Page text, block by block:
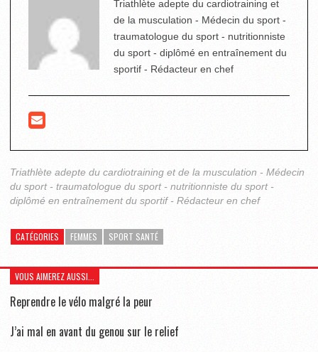
Triathlète adepte du cardiotraining et
de la musculation - Médecin du sport -
traumatologue du sport - nutritionniste
du sport - diplômé en entraînement du
sportif - Rédacteur en chef
Triathlète adepte du cardiotraining et de la musculation - Médecin
du sport - traumatologue du sport - nutritionniste du sport -
diplômé en entraînement du sportif - Rédacteur en chef
CATÉGORIES FEMMES SPORT SANTÉ
VOUS AIMEREZ AUSSI...
Reprendre le vélo malgré la peur
J’ai mal en avant du genou sur le relief